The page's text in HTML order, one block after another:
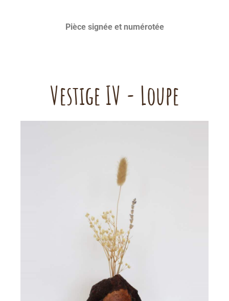
Pièce signée et numérotée
Vestige IV - Loupe